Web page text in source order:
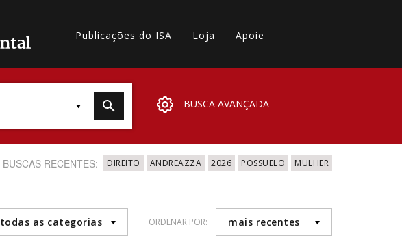
Publicações do ISA Loja Apoie
BUSCA AVANÇADA
BUSCAS RECENTES: DIREITO ANDREAZZA 2026 POSSUELO MULHER
todas as categorias ORDENAR POR: mais recentes